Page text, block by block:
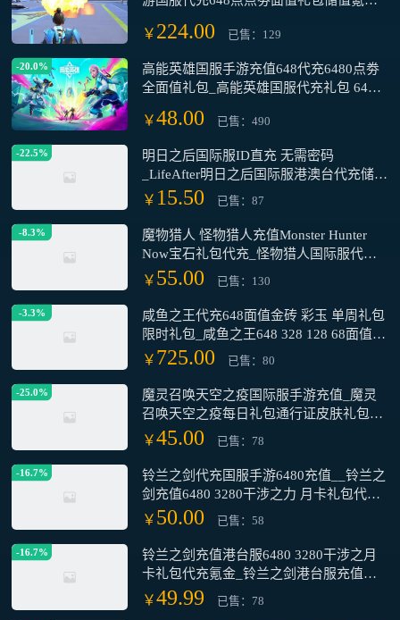
￥ 224.00 已售：129
-20.0%
高能英雄国服手游充值648代充6480点劵
全面值礼包_高能英雄国服代充礼包 648
充6480点劵充值648元礼包国服
￥48.00 已售：490
-22.5%
明日之后国际服ID直充 无需密码
_LifeAfter明日之后国际服港澳台代充储值
金币手游代充礼包_明日之后LifeAfter港台
￥ 15.50 已售：87
-8.3%
魔物猎人 怪物猎人充值Monster Hunter
Now宝石礼包代充_怪物猎人国际服代充
值宝石通行证储值氪金_怪物猎人Monster
Hunter Now 魔物猎人国际服商城礼包宝
石代充
￥ 55.00 已售：130
-3.3%
咸鱼之王代充648面值金砖 彩玉 单周礼包
限时礼包_咸鱼之王648 328 128 68面值单
周活动 代充活动礼包 国服现货秒充_咸鱼
动礼包国服手游
￥ 725.00 已售：80
-25.0%
魔灵召唤天空之疫国际服手游充值_魔灵
召唤天空之疫每日礼包通行证皮肤礼包代
充值储值氪金_魔灵召唤天空之疫代各种
面值礼包代充值
￥45.00 已售：78
-16.7%
铃兰之剑代充国服手游6480充值__铃兰之
剑充值6480 3280干涉之力 月卡礼包代充_
铃兰之剑手游充值648 328 198 98全面值
￥ 50.00 已售：58
-16.7%
铃兰之剑充值港台服6480 3280干涉之月
卡礼包代充氪金_铃兰之剑港台服充值
6480/3280/1980/980颗干涉之力月卡代充_
铃兰之剑充值6480 3280干涉之力 月卡礼
￥49.99 已售：78